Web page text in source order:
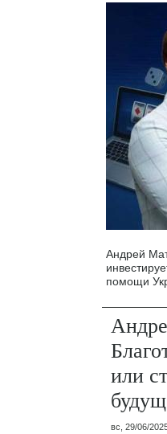
Андрей
помощи
или
вс, 29/06/